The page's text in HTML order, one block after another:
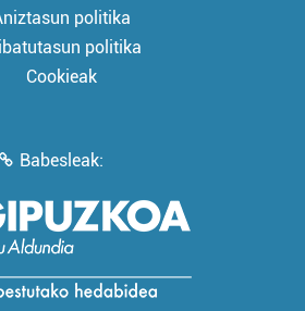
politika
politika
Cookieak
Babesleak: